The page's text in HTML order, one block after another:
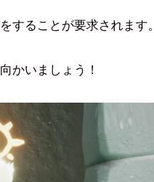
することが要求されます。
かいましょう！